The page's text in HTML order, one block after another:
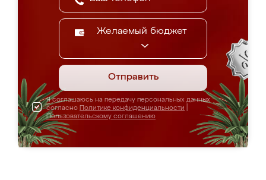
Желаемый бюджет
Отправить
Я соглашаюсь на передачу персональных данных
согласно Политике конфиденциальности
Пользовательскому соглашению